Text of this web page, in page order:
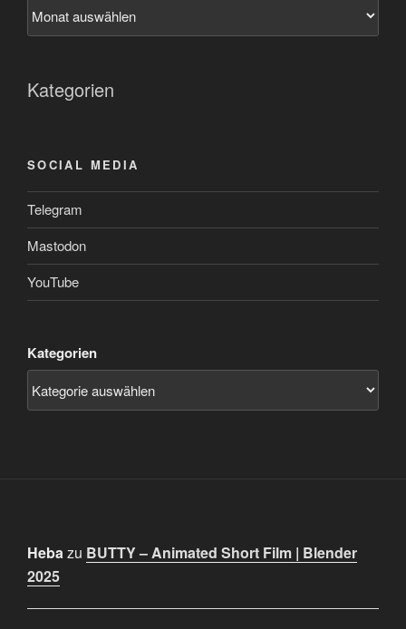
Kategorien
SOCIAL MEDIA
Telegram
Mastodon
YouTube
Kategorien
Hebazu BUTTY – Animated Short Film | Blender
2025